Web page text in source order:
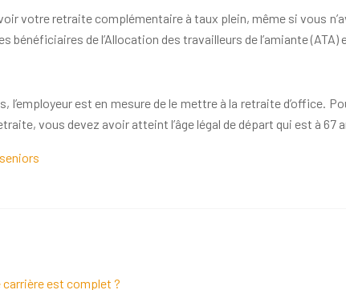
votre retraite complémentaire à taux plein, même si vous
bénéficiaires de l’Allocation des travailleurs de l’amiante
l’employeur est en mesure de le mettre à la retraite d’office.
vous devez avoir atteint l’âge légal de départ qui est à
est complet ?